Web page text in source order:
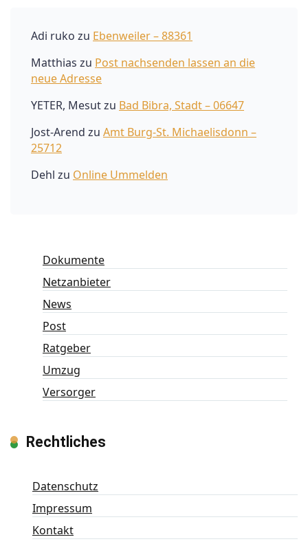
Adi ruko zu Ebenweiler – 88361
Matthias zu Post nachsenden lassen an die
neue Adresse
YETER, Mesutzu Bad Bibra, Stadt – 06647
Jost-Arend zu Amt Burg-St. Michaelisdonn –
25712
Dehl zu Online Ummelden
Dokumente
Netzanbieter
News
Post
Ratgeber
Umzug
Versorger
Rechtliches
Datenschutz
Impressum
Kontakt